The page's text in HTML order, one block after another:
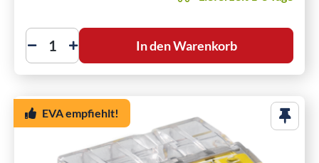
In den Warenkorb
EVA empfiehlt!